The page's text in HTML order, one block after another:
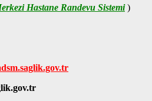
Hastane Randevu Sistemi )